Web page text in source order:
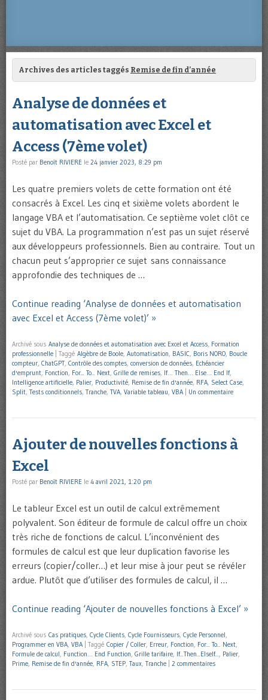
Archives des articles taggés Remise de fin d’année
Analyse de données et
automatisation avec Excel et
Access (7ème volet)
Posté par Benoît RIVIERE le 24 janvier 2023, 8:29 pm
Les quatre premiers volets de cette formation ont été
consacrés à Excel. Les cinq et sixième volets abordent le
langage VBA et l’automatisation. Ce septième volet clôt ce
sujet du VBA. La programmation n’est pas un sujet réservé
aux développeurs professionnels. Bien au contraire. Tout un
chacun peut s’approprier ce sujet sans connaissance
approfondie des techniques de …
Continue reading ‘Analyse de données et automatisation
avec Excel et Access (7ème volet)’ »
Archivé sous Analyse de données et automatisation avec Excel et Access, Formation
professionnelle
Taggé Algèbre de Boole, Automatisation, BASIC, Boris NORO, Boucle
compteur, ChatGPT, Contrôle des comptes, conversion de données, Echéancier
d'emprunt, Fonction, For... To... Next, Grille de remises, If… Then… Else… End If,
Intelligence artificielle, Palier, Productivité, Remise de fin d'année, RFA, Select Case,
Split, Tests conditionnels, Tranche, TVA, Variable tableau, VBA Un commentaire
Ajouter de nouvelles fonctions à
Excel
Posté par Benoît RIVIERE le 4 avril 2021, 1:20 pm
Le tableur Excel est un outil de calcul extrêmement
polyvalent. Son éditeur de formule de calcul offre un choix
très riche de fonctions de calcul. L’inconvénient des
formules de calcul est que leur duplication favorise les
erreurs (copier/coller…) et leur mise à jour peut se révéler
ardue. Plutôt que d’utiliser des formules de calcul, il …
Continue reading ‘Ajouter de nouvelles fonctions à Excel’ »
Archivé sous Cas pratiques, Cycle Clients, Cycle Fournisseurs, Cycle Personnel,
Programmer en VBA, VBA Taggé Copier / Coller, Erreur, Fonction, For... To... Next,
Formule de calcul, Function… End Function, Grille tarifaire, If...Then...ElseIf..., Palier,
Prime, Remise de fin d'année, RFA, STEP, Taux, Tranche 2 commentaires